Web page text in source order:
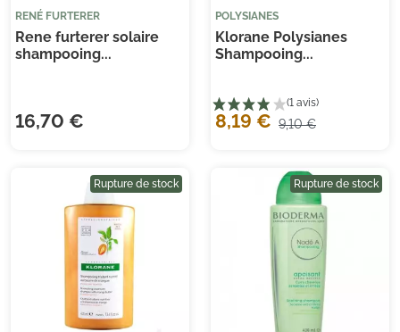
RENÉ FURTERER
Rene furterer solaire
shampooing...
16,70 €
POLYSIANES
Klorane Polysianes
Shampooing...
8,19 € 9,10 €
Rupture de stock Rupture de stock